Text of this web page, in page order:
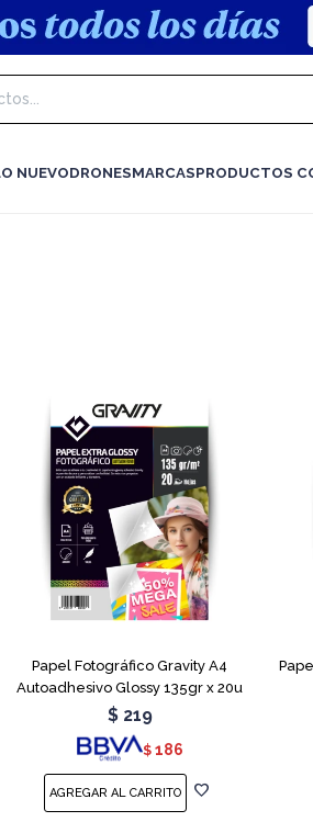
NUEVODRONESMARCASPRODUCTOS
Papel Fotográfico Gravity A4
Autoadhesivo Glossy 135gr x 20u
$ 219
$ 186